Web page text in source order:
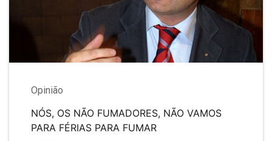
Opinião
NÓS, OS NÃO FUMADORES, NÃO VAMOS
PARA FÉRIAS PARA FUMAR